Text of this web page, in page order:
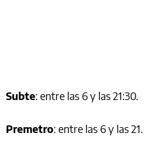
Subte: entre las 6 y las 21:30.
Premetro: entre las 6 y las 21.